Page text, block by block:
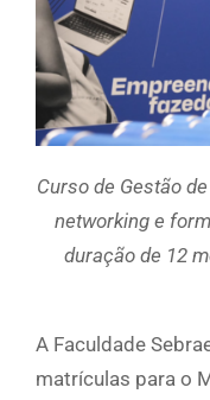
Curso de Gestão
networking e
duração de 12
A Faculdade
matrículas para o